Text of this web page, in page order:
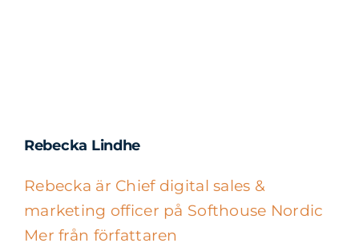
Rebecka Lindhe
Rebecka är Chief digital sales &
marketing officer på Softhouse Nordic
Mer från författaren